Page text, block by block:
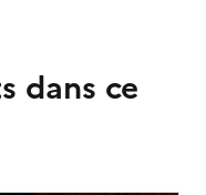
dans ce